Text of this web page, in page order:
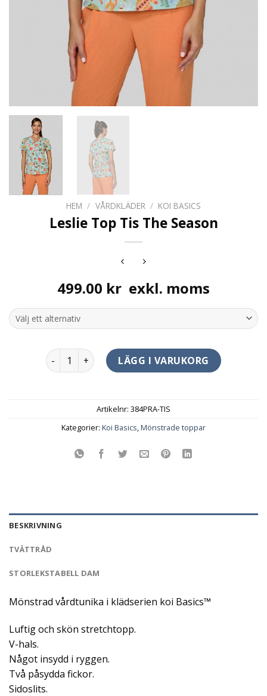
HEM / VÅRDKLÄDER / KOI BASICS
Leslie Top Tis The Season
499.00 kr exkl. moms
Leslie Top Tis The Season mängd
LÄGG I VARUKORG
Artikelnr: 384PRA-TIS
Kategorier: Koi Basics,Mönstrade toppar
BESKRIVNING
TVÄTTRÅD
STORLEKSTABELL DAM
Mönstrad vårdtunika i klädserien koi Basics™
Luftig och skön stretchtopp.
V-hals.
Något insydd i ryggen.
Två påsydda fickor.
Sidoslits.